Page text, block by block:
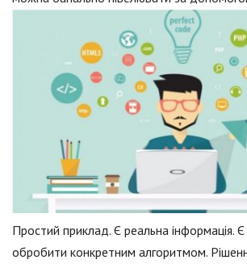
Простий приклад. Є реальна інформація.
обробити конкретним алгоритмом.